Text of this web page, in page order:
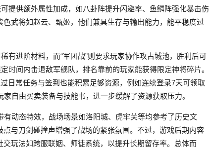
提供额外属性加成，如八卦阵提升闪避率、鱼鳞阵强化暴击伤
武将如赵云、甄姬，他们兼具生存与输出能力，能平稳度过
有进阶材料，而“军团战”则要求玩家协作攻占城池，胜利后可
时间内击退敌军舰队，排名靠前的玩家能获得限定神将碎片。
日常任务与签到也能积累足够资源，例如连续登录7天可领取
自由买卖装备与技能书，进一步缓解了资源获取压力。
动态特效，战场场景如洛阳城、虎牢关等均参考了历史文
与刀剑碰撞声增强了战场的紧张氛围。不过，游戏后期内容
玩法如跨服联姻、师徒系统，以提升长期留存率。总体而